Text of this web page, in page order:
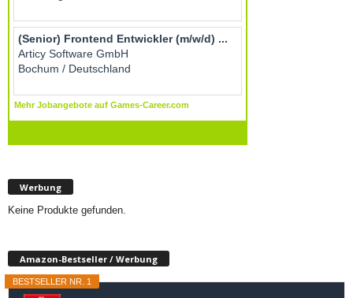
Werbung
Keine Produkte gefunden.
Amazon-Bestseller / Werbung
BESTSELLER NR. 1